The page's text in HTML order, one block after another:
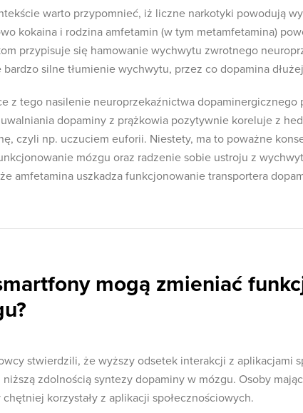
warto przypomnieć, iż liczne narkotyki powodują
kokaina i rodzina amfetamin (w tym metamfetamina)
przypisuje się hamowanie wychwytu zwrotnego
silne tłumienie wychwytu, przez co dopamina
z tego nasilenie neuroprzekaźnictwa dopaminergicznego
dopaminy z prążkowia pozytywnie koreluje z
czyli np. uczuciem euforii. Niestety, ma to poważne
mózgu oraz radzenie sobie ustroju z
amfetamina uszkadza funkcjonowanie transportera
mogą zmieniać
stwierdzili, że wyższy odsetek interakcji z aplikacjami
zdolnością syntezy dopaminy w mózgu. Osoby
korzystały z aplikacji społecznościowych.